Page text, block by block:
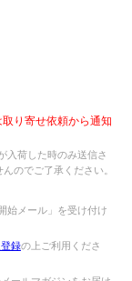
り寄せ依頼から通知
入荷した時のみ送信さ
のでご了承ください。
始メール」を受け付け
録の上ご利用くださ